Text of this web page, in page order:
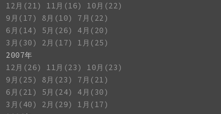
12月(21)
11月(16)
10月(22)
9月(17)
8月(10)
7月(22)
6月(14)
5月(26)
4月(20)
3月(30)
2月(17)
1月(25)
2007年
12月(26)
11月(23)
10月(23)
9月(25)
8月(23)
7月(21)
6月(21)
5月(24)
4月(30)
3月(40)
2月(29)
1月(17)